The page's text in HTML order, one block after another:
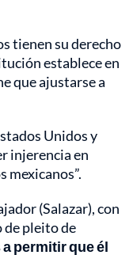
tienen su derecho
establece en
que ajustarse a
Unidos y
injerencia en
mexicanos”.
(Salazar), con
de pleito de
permitir que él